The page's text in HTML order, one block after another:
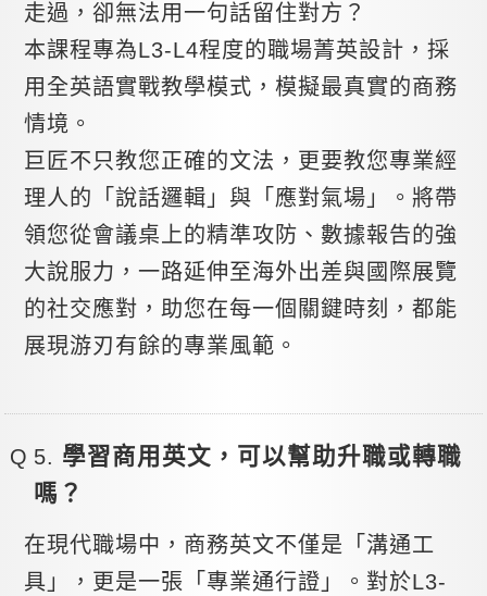
走過，卻無法用一句話留住對方？
本課程專為L3-L4程度的職場菁英設計，採
用全英語實戰教學模式，模擬最真實的商務
情境。
巨匠不只教您正確的文法，更要教您專業經
理人的「說話邏輯」與「應對氣場」。將帶
領您從會議桌上的精準攻防、數據報告的強
大說服力，一路延伸至海外出差與國際展覽
的社交應對，助您在每一個關鍵時刻，都能
展現游刃有餘的專業風範。
學習商用英文，可以幫助升職或轉職
嗎？
在現代職場中，商務英文不僅是「溝通工
具」，更是一張「專業通行證」。對於L3-